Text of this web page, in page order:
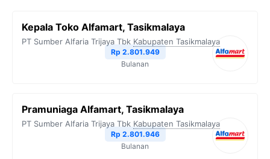
Kepala Toko Alfamart, Tasikmalaya
PT Sumber Alfaria Trijaya Tbk Kabupaten Tasikmalaya
Rp 2.801.949
Bulanan
Pramuniaga Alfamart, Tasikmalaya
PT Sumber Alfaria Trijaya Tbk Kabupaten Tasikmalaya
Rp 2.801.946
Bulanan